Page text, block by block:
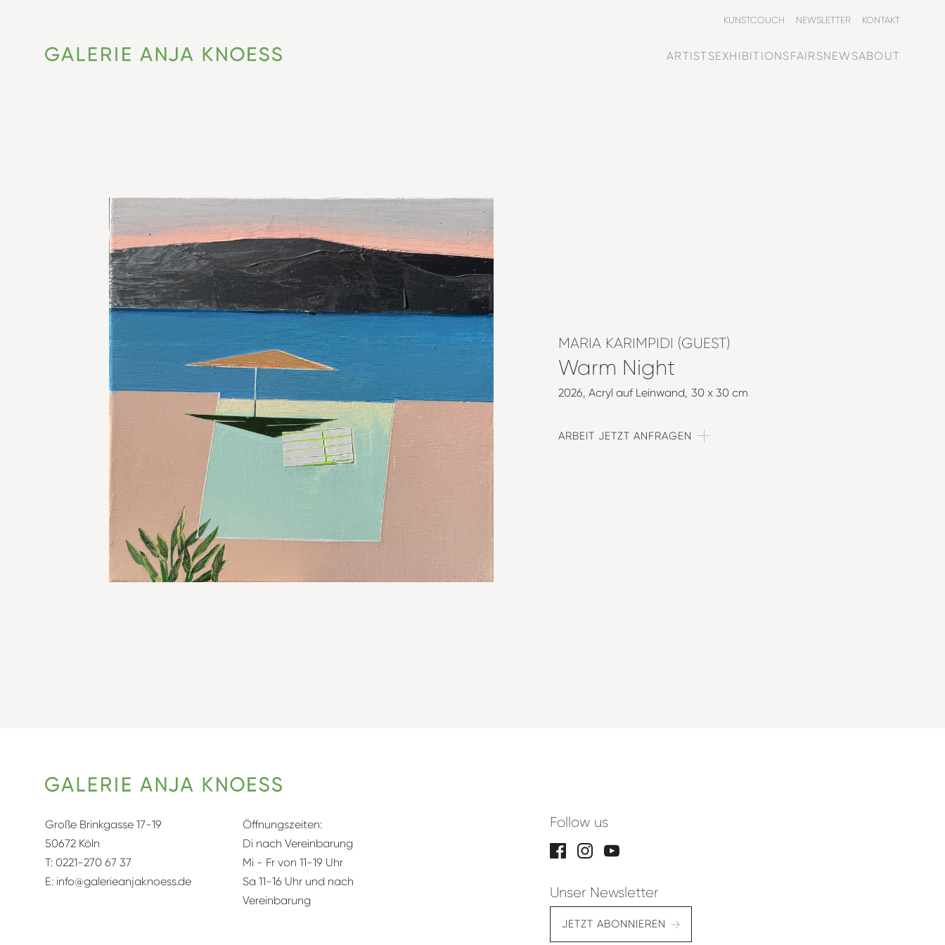
ARTISTSEXHIBITIONSFAIRSNEWSABOUT
KUNSTCOUCH NEWSLETTER KONTAKT
MARIA KARIMPIDI (GUEST)
Warm Night
2026 Acryl auf Leinwand 30 x 30 cm
ARBEIT JETZT ANFRAGEN
Große Brinkgasse 17-19
50672 Köln
T: 0221-270 67 37
E: info@galerieanjaknoess.de
Öffnungszeiten:
Di nach Vereinbarung
Mi - Fr von 11-19 Uhr
Sa 11-16 Uhr und nach
Vereinbarung
Follow us
Unser Newsletter
JETZT ABONNIEREN